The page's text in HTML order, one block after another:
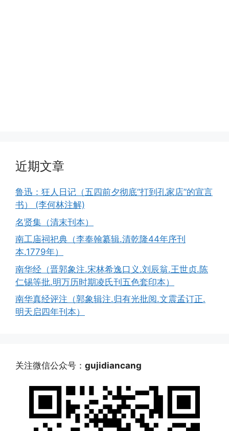
近期文章
鲁迅：狂人日记（五四前夕彻底“打到孔家店”的宣言
书） (李何林注解)
名贤集（清末刊本）
南工庙祠祀典（李奉翰纂辑.清乾隆44年序刊
本.1779年）
南华经（晋郭象注.宋林希逸口义.刘辰翁.王世贞.陈
仁锡等批.明万历时期凌氏刊五色套印本）
南华真经评注（郭象辑注.归有光批阅.文震孟订正.
明天启四年刊本）
关注微信公众号： gujidiancang